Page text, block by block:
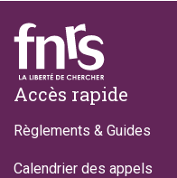
Footer
Accès rapide
Règlements & Guides
Calendrier des appels